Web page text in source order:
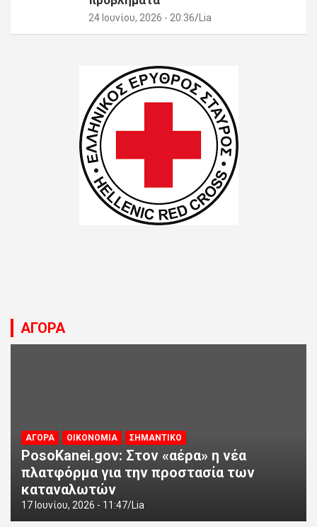
24 Ιουνίου, 2026 - 20:36 Lia
ΑΓΟΡΑ
ΑΓΟΡΑ ΟΙΚΟΝΟΜΙΑ ΣΗΜΑΝΤΙΚΟ
PosoKanei.gov: Στον «αέρα» η νέα
πλατφόρμα για την προστασία των
καταναλωτών
17 Ιουνίου, 2026 - 11:47 Lia